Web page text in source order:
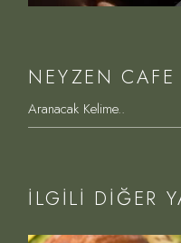
NEYZEN CAFE
İLGILI DIĞER